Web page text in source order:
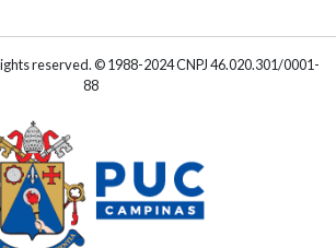
reserved. © 1988-2024 CNPJ 46.020.301/0001-
88